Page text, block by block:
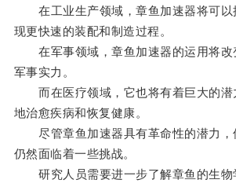
在工业生产领域，章鱼加速器将可以
现更快速的装配和制造过程。
在军事领域，章鱼加速器的运用将改
军事实力。
而在医疗领域，它也将有着巨大的潜
地治愈疾病和恢复健康。
尽管章鱼加速器具有革命性的潜力，
仍然面临着一些挑战。
研究人员需要进一步了解章鱼的生物